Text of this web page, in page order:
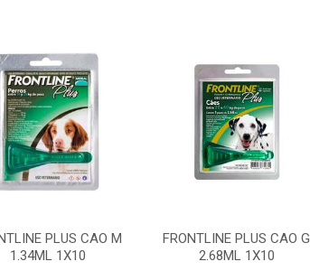
PLUS CAO M
1.34ML 1X10
FRONTLINE PLUS CAO G
2.68ML 1X10